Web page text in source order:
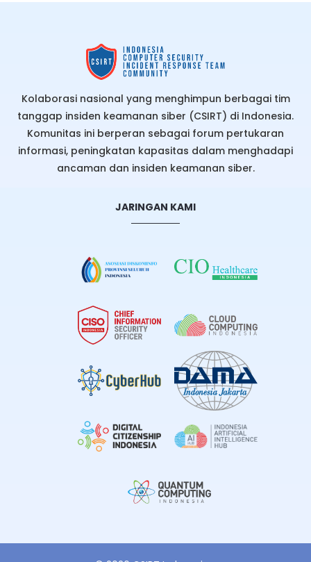
Kolaborasi nasional yang menghimpun berbagai tim
tanggap insiden keamanan siber (CSIRT) di Indonesia.
Komunitas ini berperan sebagai forum pertukaran
informasi, peningkatan kapasitas dalam menghadapi
ancaman dan insiden keamanan siber.
JARINGAN KAMI